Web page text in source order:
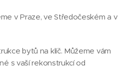
v Praze, ve Středočeském a v
bytů na klíč. Můžeme vám
s vaší rekonstrukcí od